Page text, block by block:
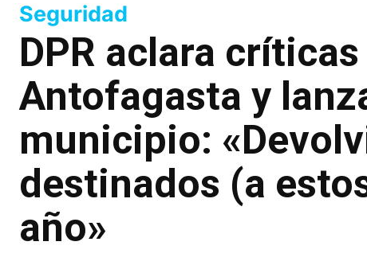
Seguridad
DPR aclara
Antofagasta y
municipio:
destinados (a
año»